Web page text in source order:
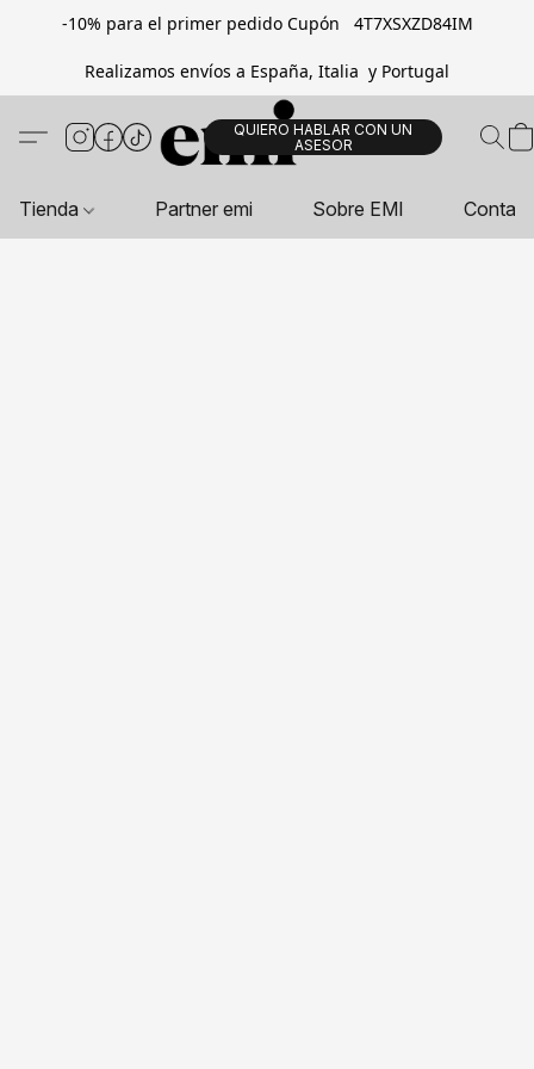
-10% para el primer pedido Cupón 4T7XSXZD84IM
Realizamos envíos a España, Italia y Portugal
QUIERO HABLAR CON UN
ASESOR
Tienda Partner emi Sobre EMI